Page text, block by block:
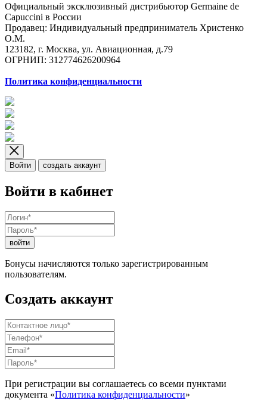
Официальный эксклюзивный дистрибьютор Germaine de
Capuccini в России
Продавец: Индивидуальный предприниматель Христенко
О.М.
123182, г. Москва, ул. Авиационная, д.79
ОГРНИП: 312774626200964
Политика конфиденциальности
Войти создать аккаунт
Войти в кабинет
войти
Бонусы начисляются только зарегистрированным
пользователям.
Создать аккаунт
При регистрации вы соглашаетесь со всеми пунктами
документа «Политика конфиденциальности»